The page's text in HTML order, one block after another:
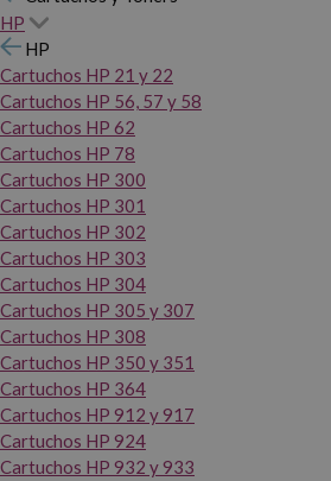
HP
HP
Cartuchos HP 21 y 22
Cartuchos HP 56, 57 y 58
Cartuchos HP 62
Cartuchos HP 78
Cartuchos HP 300
Cartuchos HP 301
Cartuchos HP 302
Cartuchos HP 303
Cartuchos HP 304
Cartuchos HP 305 y 307
Cartuchos HP 308
Cartuchos HP 350 y 351
Cartuchos HP 364
Cartuchos HP 912 y 917
Cartuchos HP 924
Cartuchos HP 932 y 933